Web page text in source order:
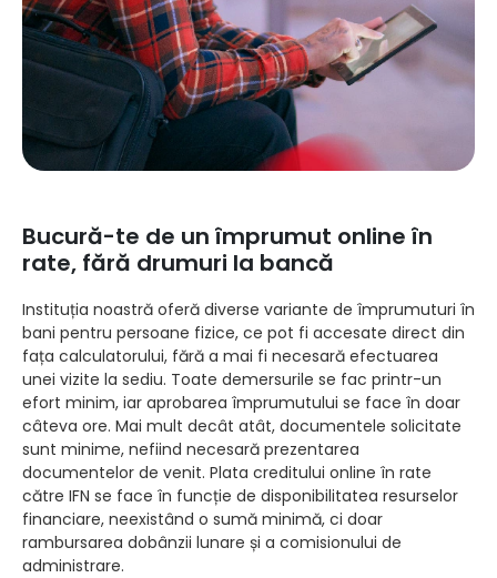
Bucură-te de un împrumut online în
rate, fără drumuri la bancă
Instituția noastră oferă diverse variante de împrumuturi în
bani pentru persoane fizice, ce pot fi accesate direct din
fața calculatorului, fără a mai fi necesară efectuarea
unei vizite la sediu. Toate demersurile se fac printr-un
efort minim, iar aprobarea împrumutului se face în doar
câteva ore. Mai mult decât atât, documentele solicitate
sunt minime, nefiind necesară prezentarea
documentelor de venit. Plata creditului online în rate
către IFN se face în funcție de disponibilitatea resurselor
financiare, neexistând o sumă minimă, ci doar
rambursarea dobânzii lunare și a comisionului de
administrare.